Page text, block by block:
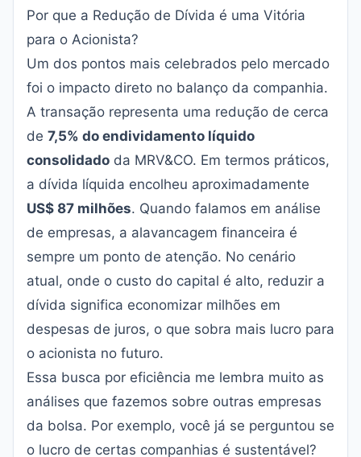
Por que a Redução de Dívida é uma Vitória
para o Acionista?
Um dos pontos mais celebrados pelo mercado
foi o impacto direto no balanço da companhia.
A transação representa uma redução de cerca
de 7,5% do endividamento líquido
consolidado da MRV&CO. Em termos práticos,
a dívida líquida encolheu aproximadamente
US$ 87 milhões. Quando falamos em análise
de empresas, a alavancagem financeira é
sempre um ponto de atenção. No cenário
atual, onde o custo do capital é alto, reduzir a
dívida significa economizar milhões em
despesas de juros, o que sobra mais lucro para
o acionista no futuro.
Essa busca por eficiência me lembra muito as
análises que fazemos sobre outras empresas
da bolsa. Por exemplo, você já se perguntou se
o lucro de certas companhias é sustentável?